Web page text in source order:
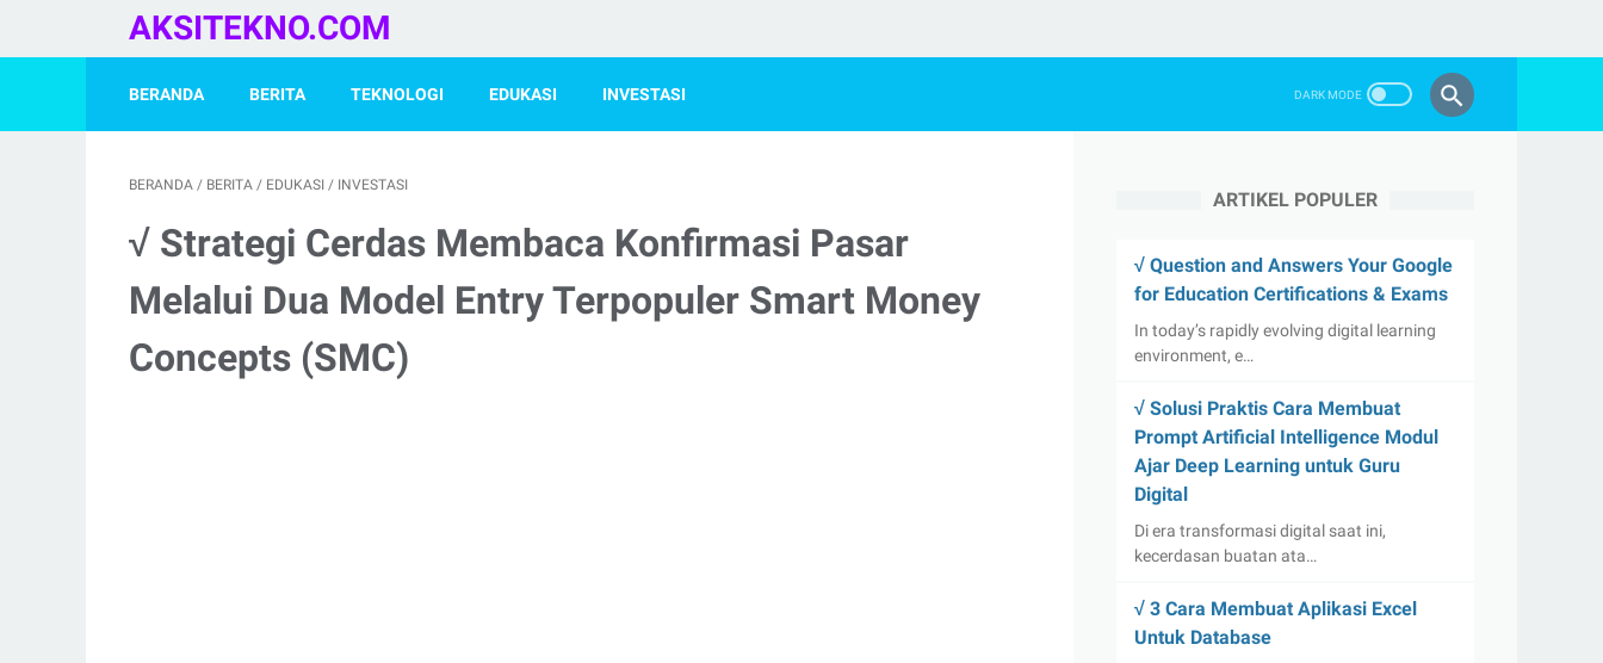
AKSITEKNO.COM
BERANDA BERITA TEKNOLOGI EDUKASI INVESTASI
BERANDA / BERITA / EDUKASI / INVESTASI
√ Strategi Cerdas Membaca Konfirmasi Pasar
Melalui Dua Model Entry Terpopuler Smart Money
Concepts (SMC)
ARTIKEL POPULER
√ Question and Answers Your Google
for Education Certifications & Exams
In today’s rapidly evolving digital learning
environment, e…
√ Solusi Praktis Cara Membuat
Prompt Artificial Intelligence Modul
Ajar Deep Learning untuk Guru
Digital
Di era transformasi digital saat ini,
kecerdasan buatan ata…
√ 3 Cara Membuat Aplikasi Excel
Untuk Database